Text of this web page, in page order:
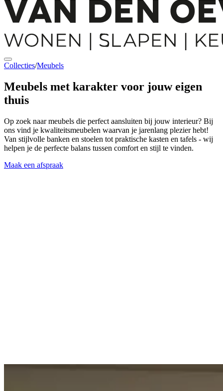
Collecties/Meubels
Meubels met karakter voor jouw eigen
thuis
Op zoek naar meubels die perfect aansluiten bij jouw interieur? Bij
ons vind je kwaliteitsmeubelen waarvan je jarenlang plezier hebt!
Van stijlvolle banken en stoelen tot praktische kasten en tafels - wij
helpen je de perfecte balans tussen comfort en stijl te vinden.
Maak een afspraak